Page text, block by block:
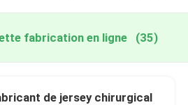
fabrication en ligne (35)
de jersey chirurgical